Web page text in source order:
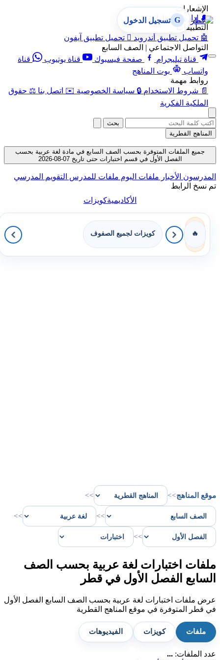
الإشعارات
🔔 إدارة الإشعارات
التطبيقات
🤖 تحميل تطبيق أندرويد  تحميل تطبيق آيفون
التواصل الاجتماعي | الصف السابع
قناة تيليجرام
صفحة فيسبوك قناة يوتيوب
قناة
واتساب
بوت المناهج
روابط مهمة
📄 شروط الاستخدام 🔒 سياسة الخصوصية ✉️ اتصل بنا ⚖️ حقوق
الملكية الفكرية
G تسجيل الدخول
بحث
المناهج القطرية
جميع الملفات المتوفرة بحسب الصف السابع في مادة لغة عربية بحسب
الفصل الأول في قسم اختبارات حتى تاريخ 07-08-2026
المدرسون الأخبار ملفات اليوم ملفات للمدرس التقويم المدرسي
تم نسخ الرابط
الأكاديميةكويزات
🔥 كويزات لجميع الصفوف
موقع المناهج>>
>>
>>
>>
>>
ملفات اختبارات لغة عربية بحسب الصف
السابع الفصل الأول في قطر
عرض ملفات اختبارات لغة عربية بحسب الصف السابع الفصل الأول
في قطر المتوفرة في موقع المناهج القطرية
ملفات كويزات الفيديوهات
عدد الملفات: ...